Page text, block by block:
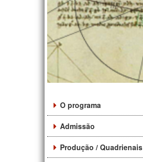
O programa
Admissão
Produção / Quadrienais